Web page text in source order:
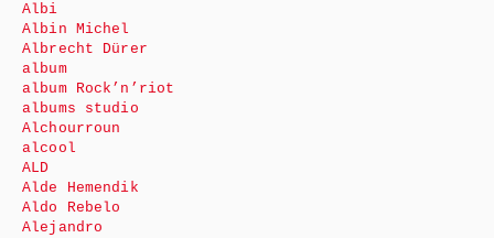
Albi
Albin Michel
Albrecht Dürer
album
album Rock’n’riot
albums studio
Alchourroun
alcool
ALD
Alde Hemendik
Aldo Rebelo
Alejandro